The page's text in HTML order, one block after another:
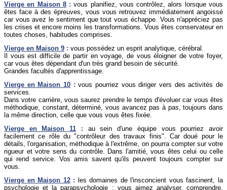
Vierge en Maison 8: vous planifiez, vous contrôlez, alors lorsque vous
êtes face à des épreuves, vous vous retrouvez immédiatement angoissé
car vous avez le sentiment que tout vous échappe. Vous n'appréciez pas
les crises et encore moins les transformations. Vous êtes conservateur en
toutes choses, habitudes comprises.
Vierge en Maison 9 : vous possédez un esprit analytique, cérébral.
Il vous est difficile de partir en voyage, de vous éloigner de votre foyer,
car vous êtes dépendant d'un très grand besoin de sécurité.
Grandes facultés d'apprentissage.
Vierge en Maison 10 : vous pourriez vous diriger vers des activités de
services.
Dans votre carrière, vous saurez prendre le temps d'évoluer car vous êtes
méthodique, constant, déterminé, vous avancez pas à pas, toujours dans
la même direction, celle que vous vous êtes fixée.
Vierge en Maison 11 : au sein d'une équipe vous pourriez avoir
facilement ce rôle du "contrôleur des travaux finis". Car doué pour le
détails, l'organisation, méthodique à l'extrême, on pourra compter sur votre
rigueur et votre sens du contrôle. Dans l'amitié, vous êtes celui ou celle
qui rend service. Vos amis savent qu'ils peuvent toujours compter sur
vous.
Vierge en Maison 12: les domaines de l'insconcient vous fascinent, la
psychologie et la parapsychologie ; vous aimez analyser, comprendre,